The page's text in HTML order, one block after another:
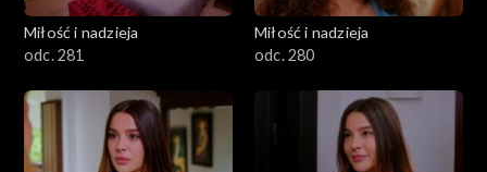
Miłość i nadzieja
odc. 281
Miłość i nadzieja
odc. 280